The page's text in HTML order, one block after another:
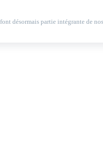
désormais partie intégrante de nos